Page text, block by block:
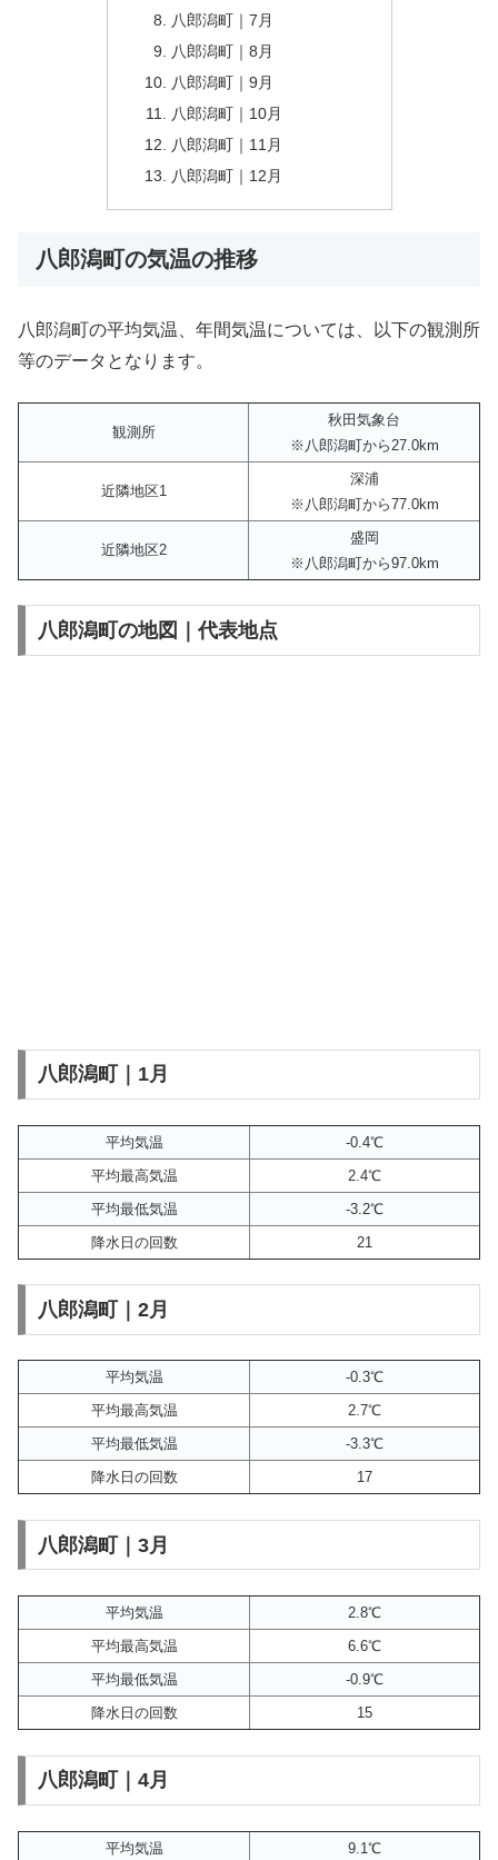
八郎潟町｜7月
八郎潟町｜8月
八郎潟町｜9月
八郎潟町｜10月
八郎潟町｜11月
八郎潟町｜12月
八郎潟町の気温の推移
八郎潟町の平均気温、年間気温については、以下の観測所
等のデータとなります。
観測所
秋田気象台
※八郎潟町から27.0km
近隣地区1
深浦
※八郎潟町から77.0km
近隣地区2
盛岡
※八郎潟町から97.0km
八郎潟町の地図｜代表地点
八郎潟町｜1月
平均気温
-0.4℃
平均最高気温
2.4℃
平均最低気温
-3.2℃
降水日の回数
21
八郎潟町｜2月
平均気温
-0.3℃
平均最高気温
2.7℃
平均最低気温
-3.3℃
降水日の回数
17
八郎潟町｜3月
平均気温
2.8℃
平均最高気温
6.6℃
平均最低気温
-0.9℃
降水日の回数
15
八郎潟町｜4月
平均気温 9.1℃